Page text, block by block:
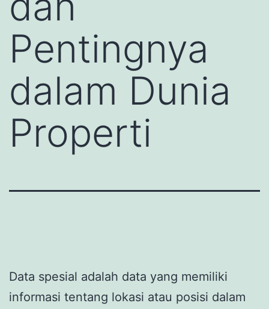
Pentingnya
dalam Dunia
Properti
Data spesial adalah data yang memiliki
informasi tentang lokasi atau posisi dalam